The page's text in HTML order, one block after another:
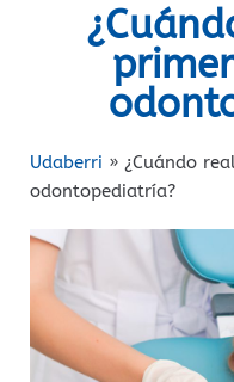
Udaberri » ¿Cuándo
odontopediatría?